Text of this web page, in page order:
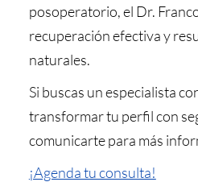
posoperatorio, el Dr.
recuperación efectiva y
naturales.
Si buscas un especialista
transformar tu perfil con
comunicarte para más
¡Agenda tu consulta!